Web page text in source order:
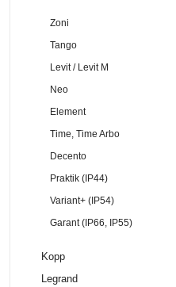
Zoni
Tango
Levit / Levit M
Neo
Element
Time, Time Arbo
Decento
Praktik (IP44)
Variant+ (IP54)
Garant (IP66, IP55)
Kopp
Legrand